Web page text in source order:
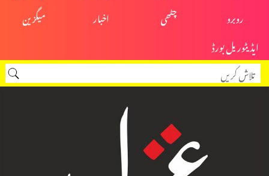
روبرو
چٹھی اخبار
میگزین
ایڈیٹوریل بورڈ